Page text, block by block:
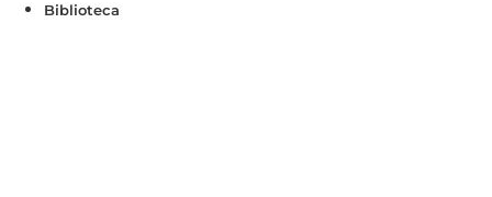
Biblioteca